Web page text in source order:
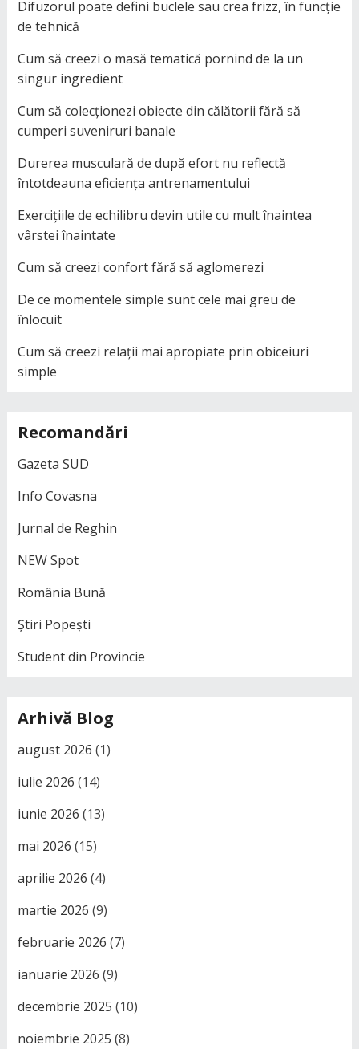
Difuzorul poate defini buclele sau crea frizz, în funcție
de tehnică
Cum să creezi o masă tematică pornind de la un
singur ingredient
Cum să colecționezi obiecte din călătorii fără să
cumperi suveniruri banale
Durerea musculară de după efort nu reflectă
întotdeauna eficiența antrenamentului
Exercițiile de echilibru devin utile cu mult înaintea
vârstei înaintate
Cum să creezi confort fără să aglomerezi
De ce momentele simple sunt cele mai greu de
înlocuit
Cum să creezi relații mai apropiate prin obiceiuri
simple
Recomandări
Gazeta SUD
Info Covasna
Jurnal de Reghin
NEW Spot
România Bună
Știri Popești
Student din Provincie
Arhivă Blog
august 2026 (1)
iulie 2026 (14)
iunie 2026 (13)
mai 2026 (15)
aprilie 2026 (4)
martie 2026 (9)
februarie 2026 (7)
ianuarie 2026 (9)
decembrie 2025 (10)
noiembrie 2025 (8)